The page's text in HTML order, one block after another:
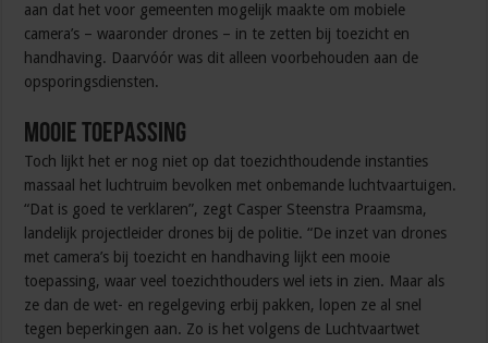
aan dat het voor gemeenten mogelijk maakte om mobiele
camera’s – waaronder drones – in te zetten bij toezicht en
handhaving. Daarvóór was dit alleen voorbehouden aan de
opsporingsdiensten.
Mooie toepassing
Toch lijkt het er nog niet op dat toezichthoudende instanties
massaal het luchtruim bevolken met onbemande luchtvaartuigen.
“Dat is goed te verklaren”, zegt Casper Steenstra Praamsma,
landelijk projectleider drones bij de politie. “De inzet van drones
met camera’s bij toezicht en handhaving lijkt een mooie
toepassing, waar veel toezichthouders wel iets in zien. Maar als
ze dan de wet- en regelgeving erbij pakken, lopen ze al snel
tegen beperkingen aan. Zo is het volgens de Luchtvaartwet